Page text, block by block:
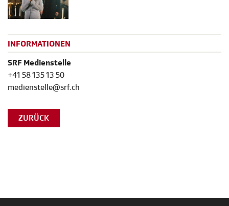
INFORMATIONEN
SRF Medienstelle
+41 58 135 13 50
medienstelle@srf.ch
ZURÜCK